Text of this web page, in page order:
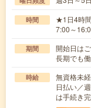
時間
★1日4時
7:00～
期間
開始日は
長期でも
時給
無資格未
日払い／
は手続き